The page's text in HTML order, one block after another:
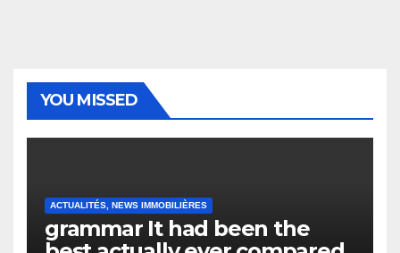
YOU MISSED
ACTUALITÉS, NEWS IMMOBILIÈRES
grammar It had been the